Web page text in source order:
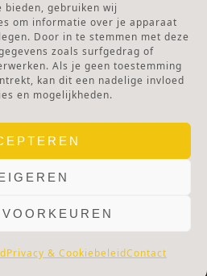
bieden, gebruiken wij
om informatie over je apparaat
Door in te stemmen met deze
zoals surfgedrag of
Als je geen toestemming
kan dit een nadelige invloed
en mogelijkheden.
Privacy & CookiebeleidContact
WEBSITE. PRIVACY & COOKIES.
AVG PROTOCOL.